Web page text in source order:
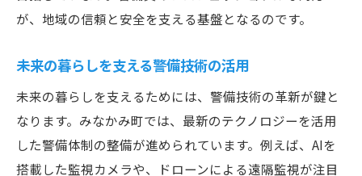
が、地域の信頼と安全を支える基盤となるのです。
未来の暮らしを支える警備技術の活用
未来の暮らしを支えるためには、警備技術の革新が鍵と
なります。みなかみ町では、最新のテクノロジーを活用
した警備体制の整備が進められています。例えば、AIを
搭載した監視カメラや、ドローンによる遠隔監視が注目